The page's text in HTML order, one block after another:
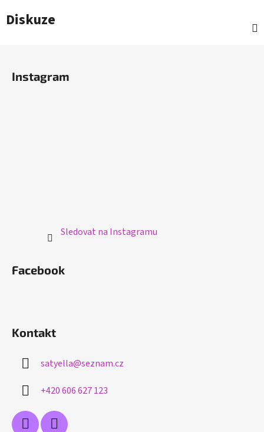
Diskuze
Instagram
Sledovat na Instagramu
Facebook
Kontakt
satyella@seznam.cz
+420 606 627 123